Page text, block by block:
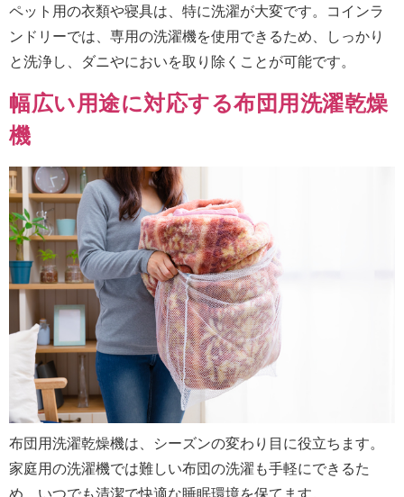
ペット用の衣類や寝具は、特に洗濯が大変です。コインラ
ンドリーでは、専用の洗濯機を使用できるため、しっかり
と洗浄し、ダニやにおいを取り除くことが可能です。
幅広い用途に対応する布団用洗濯乾燥
機
布団用洗濯乾燥機は、シーズンの変わり目に役立ちます。
家庭用の洗濯機では難しい布団の洗濯も手軽にできるた
め、いつでも清潔で快適な睡眠環境を保てます。